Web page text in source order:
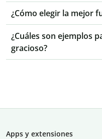
¿Cómo elegir la mejor
¿Cuáles son ejemplos
gracioso?
Apps y extensiones